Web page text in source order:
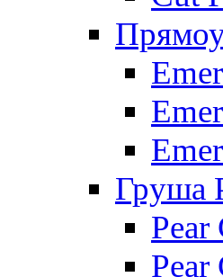
Груша